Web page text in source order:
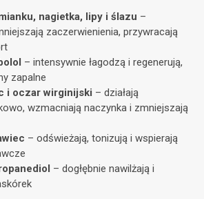
nagietka, lipy i ślazu –
zaczerwienienia, przywracają
– intensywnie łagodzą i regenerują,
zapalne
i oczar wirginijski – działają
wzmacniają naczynka i zmniejszają
– odświeżają, tonizują i wspierają
– dogłębnie nawilżają i